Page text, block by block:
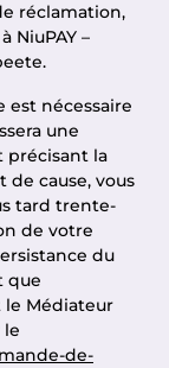
réclamation,
NiuPAY –
est nécessaire
une
précisant la
cause, vous
tard trente-
de votre
du
que
Médiateur
le
de-